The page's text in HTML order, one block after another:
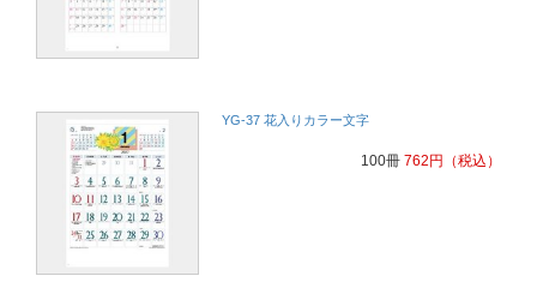
YG-37 花入りカラー文字
100冊 762 円 （税込）